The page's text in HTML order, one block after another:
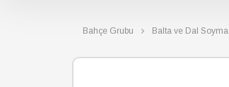
Bahçe Grubu Balta ve Dal Soyma